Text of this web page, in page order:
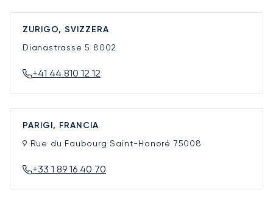
ZURIGO, SVIZZERA
Dianastrasse 5 8002
+41 44 810 12 12
PARIGI, FRANCIA
9 Rue du Faubourg Saint-Honoré 75008
+33 1 89 16 40 70